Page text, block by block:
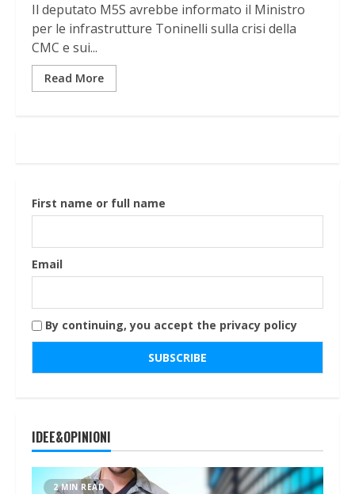
Il deputato M5S avrebbe informato il Ministro
per le infrastrutture Toninelli sulla crisi della
CMC e sui...
Read More
First name or full name
Email
By continuing, you accept the privacy policy
IDEE&OPINIONI
2 MIN READ